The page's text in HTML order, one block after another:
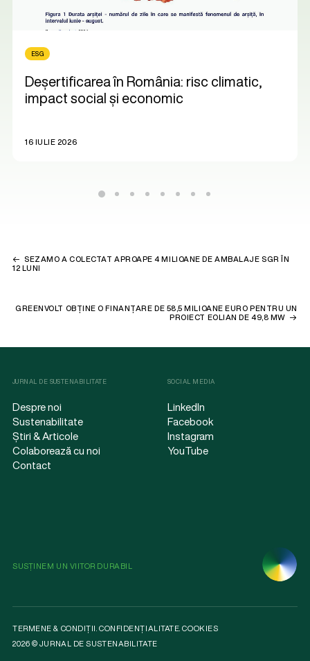
ESG
Deșertificarea în România: risc climatic,
impact social și economic
16 IULIE 2026
SEZAMO A COLECTAT APROAPE 4 MILIOANE DE AMBALAJE SGR ÎN
12 LUNI
GREENVOLT OBȚINE O FINANȚARE DE 58,5 MILIOANE EURO PENTRU UN
PROIECT EOLIAN DE 49,8 MW
JURNAL DE SUSTENABILITATE
Despre noi
Sustenabilitate
Știri & Articole
Colaborează cu noi
Contact
SOCIAL MEDIA
LinkedIn
Facebook
Instagram
YouTube
SUSȚINEM UN VIITOR DURABIL
TERMENE & CONDIȚII.CONFIDENȚIALITATE.COOKIES
2026 © JURNAL DE SUSTENABILITATE